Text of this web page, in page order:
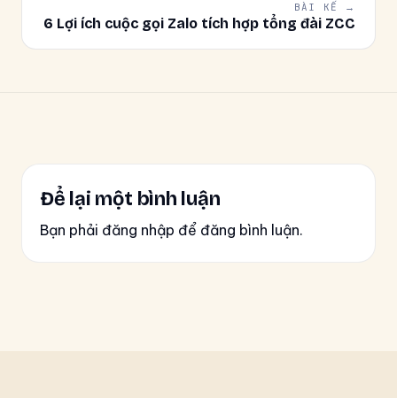
BÀI KẾ →
6 Lợi ích cuộc gọi Zalo tích hợp tổng đài ZCC
Để lại một bình luận
Bạn phải đăng nhập để đăng bình luận.